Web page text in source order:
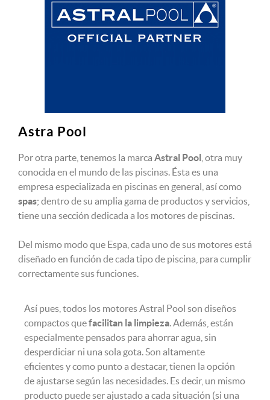
Astra Pool
Por otra parte, tenemos la marca Astral Pool , otra muy
conocida en el mundo de las piscinas. Ésta es una
empresa especializada en piscinas en general, así como
spas; dentro de su amplia gama de productos y servicios,
tiene una sección dedicada a los motores de piscinas.
Del mismo modo que Espa, cada uno de sus motores está
diseñado en función de cada tipo de piscina, para cumplir
correctamente sus funciones.
Así pues, todos los motores Astral Pool son diseños
compactos quefacilitan la limpieza. Además, están
especialmente pensados para ahorrar agua, sin
desperdiciar ni una sola gota. Son altamente
eficientes y como punto a destacar, tienen la opción
de ajustarse según las necesidades. Es decir, un mismo
producto puede ser ajustado a cada situación (si una